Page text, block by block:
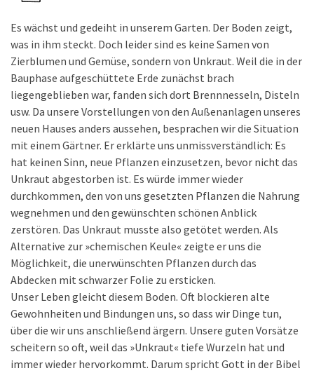
Es wächst und gedeiht in unserem Garten. Der Boden zeigt,
was in ihm steckt. Doch leider sind es keine Samen von
Zierblumen und Gemüse, sondern von Unkraut. Weil die in der
Bauphase aufgeschüttete Erde zunächst brach
liegengeblieben war, fanden sich dort Brennnesseln, Disteln
usw. Da unsere Vorstellungen von den Außenanlagen unseres
neuen Hauses anders aussehen, besprachen wir die Situation
mit einem Gärtner. Er erklärte uns unmissverständlich: Es
hat keinen Sinn, neue Pflanzen einzusetzen, bevor nicht das
Unkraut abgestorben ist. Es würde immer wieder
durchkommen, den von uns gesetzten Pflanzen die Nahrung
wegnehmen und den gewünschten schönen Anblick
zerstören. Das Unkraut musste also getötet werden. Als
Alternative zur »chemischen Keule« zeigte er uns die
Möglichkeit, die unerwünschten Pflanzen durch das
Abdecken mit schwarzer Folie zu ersticken.
Unser Leben gleicht diesem Boden. Oft blockieren alte
Gewohnheiten und Bindungen uns, so dass wir Dinge tun,
über die wir uns anschließend ärgern. Unsere guten Vorsätze
scheitern so oft, weil das »Unkraut« tiefe Wurzeln hat und
immer wieder hervorkommt. Darum spricht Gott in der Bibel